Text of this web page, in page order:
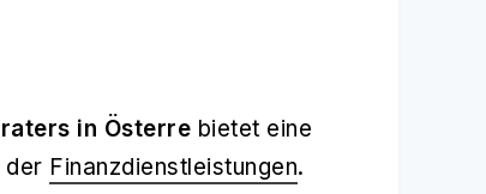
in Österre bietet eine
der Finanzdienstleistungen.